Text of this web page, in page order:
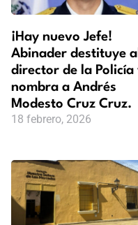
¡Hay nuevo Jefe!
Abinader destituye al
director de la Policía
nombra a Andrés
Modesto Cruz Cruz.
18 febrero, 2026